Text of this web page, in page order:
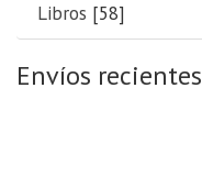
Libros [58]
Envíos recientes